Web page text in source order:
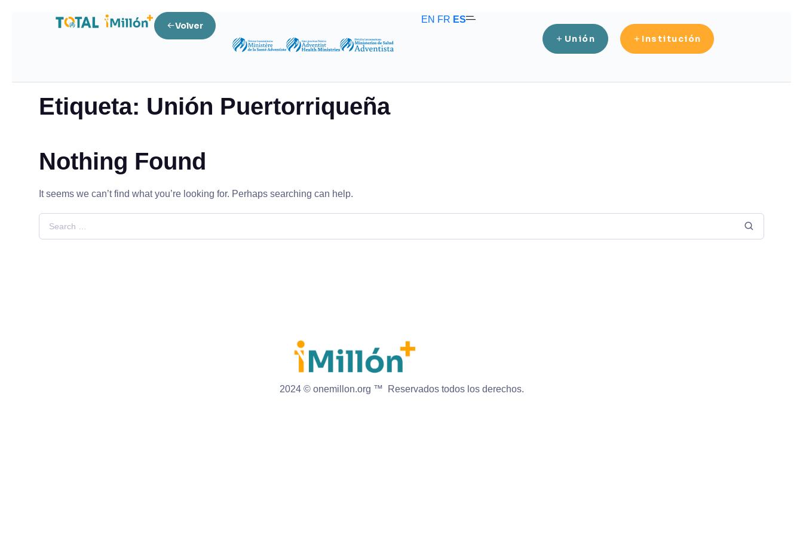
Volver
EN FR ES
Unión Institución
Etiqueta: Unión Puertorriqueña
Nothing Found
It seems we can’t find what you’re looking for. Perhaps searching can help.
2024 © onemillon.org ™ Reservados todos los derechos.